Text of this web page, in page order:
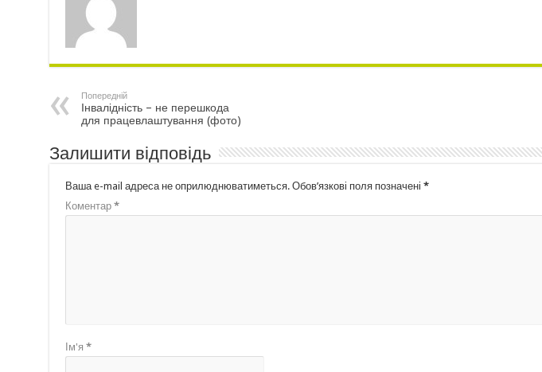
Попередній
Інвалідність – не перешкода
для працевлаштування (фото)
Залишити відповідь
Ваша e-mail адреса не оприлюднюватиметься. Обов’язкові поля позначені *
Коментар *
Ім'я *